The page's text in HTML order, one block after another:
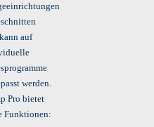
auf
werden.
Pro bietet
Funktionen: